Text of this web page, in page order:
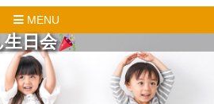
MENU
日会